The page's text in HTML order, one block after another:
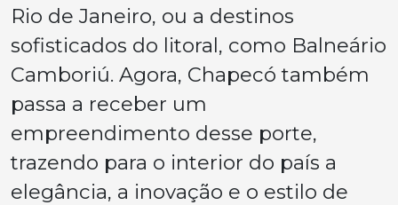
Rio de Janeiro, ou a destinos
sofisticados do litoral, como Balneário
Camboriú. Agora, Chapecó também
passa a receber um
empreendimento desse porte,
trazendo para o interior do país a
elegância, a inovação e o estilo de